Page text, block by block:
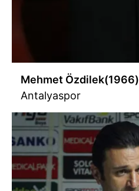
Mehmet Özdilek(1966)
Antalyaspor